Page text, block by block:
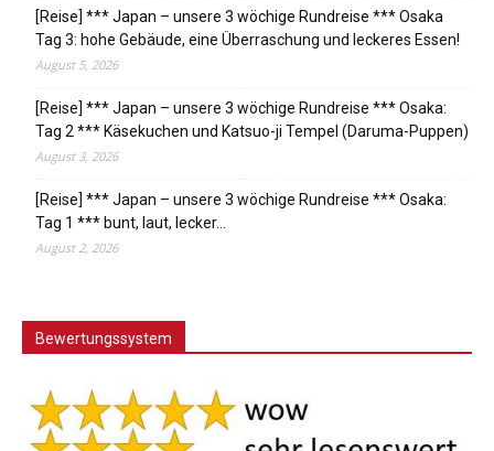
[Reise] *** Japan – unsere 3 wöchige Rundreise *** Osaka
Tag 3: hohe Gebäude, eine Überraschung und leckeres Essen!
August 5, 2026
[Reise] *** Japan – unsere 3 wöchige Rundreise *** Osaka:
Tag 2 *** Käsekuchen und Katsuo-ji Tempel (Daruma-Puppen)
August 3, 2026
[Reise] *** Japan – unsere 3 wöchige Rundreise *** Osaka:
Tag 1 *** bunt, laut, lecker…
August 2, 2026
Bewertungssystem